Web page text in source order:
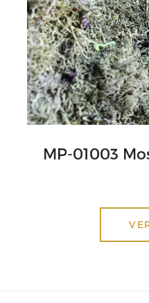
MP-01003